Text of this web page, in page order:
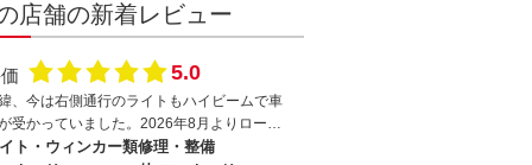
店舗の新着レビュー
5.0
、今は右側通行のライトもハイビームで車
受かっていました。2026年8月よりロービ
厳格化。しかしエルボ点があり？なし？な
ト・ウィンカー類修理・整備